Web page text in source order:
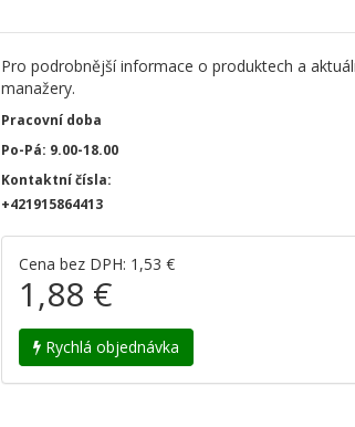
Pro podrobnější informace o produktech a
manažery.
Pracovní doba
Po-Pá: 9.00-18.00
Kontaktní čísla:
+421915864413
Cena bez DPH: 1,53 €
1,88 €
Rychlá objednávka